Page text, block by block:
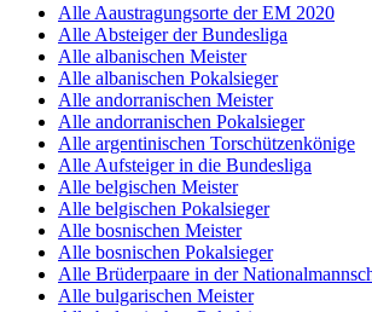
Alle Aaustragungsorte der EM 2020
Alle Absteiger der Bundesliga
Alle albanischen Meister
Alle albanischen Pokalsieger
Alle andorranischen Meister
Alle andorranischen Pokalsieger
Alle argentinischen Torschützenkönige
Alle Aufsteiger in die Bundesliga
Alle belgischen Meister
Alle belgischen Pokalsieger
Alle bosnischen Meister
Alle bosnischen Pokalsieger
Alle Brüderpaare in der
Alle bulgarischen Meister